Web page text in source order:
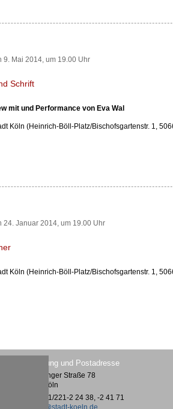
9. Mai 2014, um 19.00 Uhr
Schrift
mit und Performance von Eva Wal
Köln (Heinrich-Böll-Platz/Bischofsgartenstr. 1,
24. Januar 2014, um 19.00 Uhr
Köln (Heinrich-Böll-Platz/Bischofsgartenstr. 1,
Verwaltung und Postadresse
Vogelsanger Straße 78
50823 Köln
Tel.: 0221/221-2 24 38, -2 41 71